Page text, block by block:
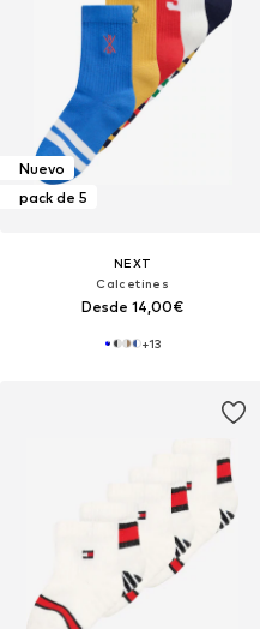
Nuevo
pack de 5
NEXT
Calcetines
Desde 14,00€
+13